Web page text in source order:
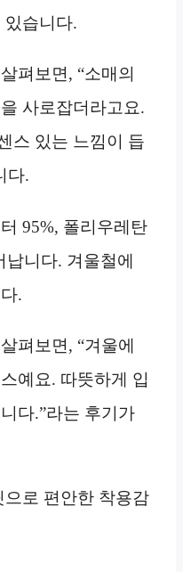
있습니다.
펴보면, “소매의
사로잡더라고요.
스 있는 느낌이 듭
다.
95%, 폴리우레탄
납니다. 겨울철에
.
펴보면, “겨울에
예요. 따뜻하게 입
다.”라는 후기가
로 편안한 착용감